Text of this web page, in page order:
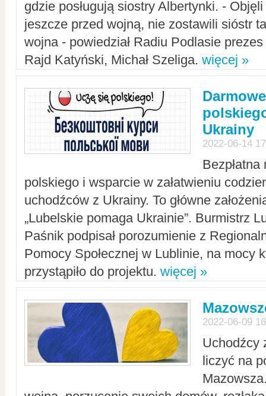
gdzie posługują siostry Albertynki. -
jeszcze przed wojną, nie zostawili sióstr
wojna - powiedział Radiu Podlasie
Rajd Katyński, Michał Szeliga. więcej »
Ukrainy
2022-06-14
polskiego i wsparcie w załatwieniu
uchodźców z Ukrainy. To główne
„Lubelskie pomaga Ukrainie”. Burmistrz
Paśnik podpisał porozumienie z
Pomocy Społecznej w Lublinie, na mocy
przystąpiło do projektu. więcej »
2022-06-09
Uchodźcy
liczyć na